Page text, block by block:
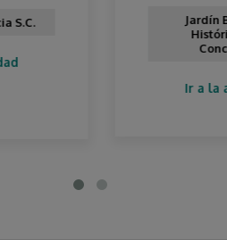
S.C.
Jardín
Ir a la